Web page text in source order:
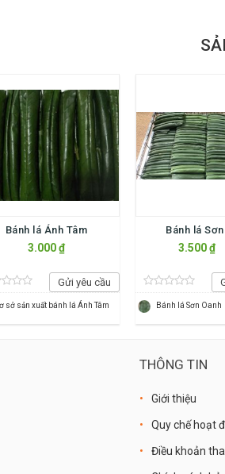
Bánh lá Ánh Tâm
3.000 ₫
Gửi yêu cầu
sở sản xuất bánh lá Ánh Tâm
Bánh lá
3.500 ₫
Bánh lá Sơn Oanh
THÔNG TIN
Giới thiệu
Quy chế hoạt
Điều khoản